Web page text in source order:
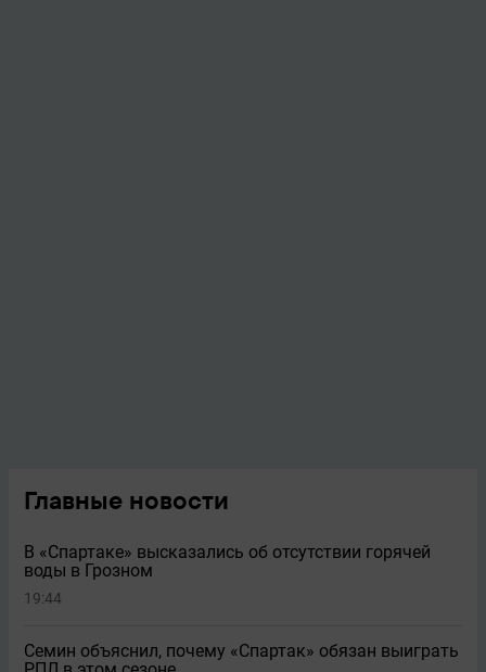
Главные новости
В «Спартаке» высказались об отсутствии горячей
воды в Грозном
19:44
Семин объяснил, почему «Спартак» обязан выиграть